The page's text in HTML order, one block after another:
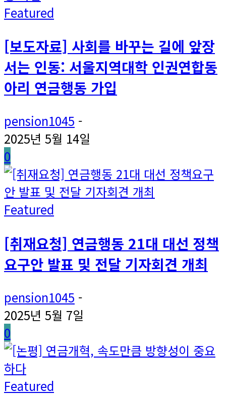
Featured
[보도자료] 사회를 바꾸는 길에 앞장
서는 인동: 서울지역대학 인권연합동
아리 연금행동 가입
pension1045 -
2025년 5월 14일
0
Featured
[취재요청] 연금행동 21대 대선 정책
요구안 발표 및 전달 기자회견 개최
pension1045 -
2025년 5월 7일
0
Featured